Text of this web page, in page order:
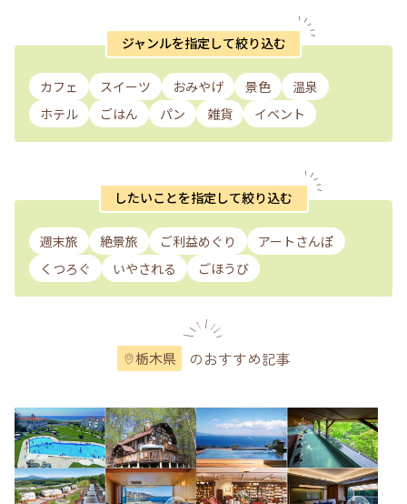
ジャンルを指定して絞り込む
カフェ スイーツ おみやげ 景色
温泉
ホテル
ごはん パン 雑貨 イベント
したいことを指定して絞り込む
週末旅 絶景旅 ご利益めぐり
アートさんぽ
くつろぐ
いやされる ごほうび
栃木県 のおすすめ記事